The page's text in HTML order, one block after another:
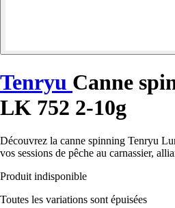
Tenryu Canne
LK 752 2-10g
Découvrez la canne spinning Tenryu
vos sessions de pêche au carnassier,
Produit indisponible
Toutes les variations sont épuisées